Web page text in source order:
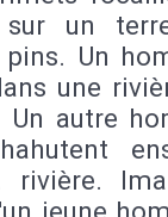
un
Un
une
Un autre
rivière.
jeune